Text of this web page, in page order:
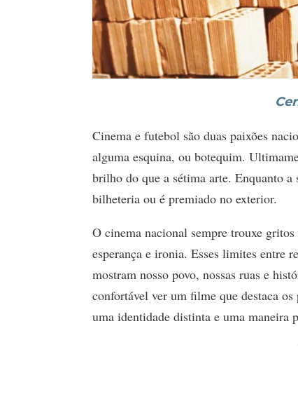
Cinema e futebol são duas paixões
alguma esquina, ou botequim.
brilho do que a sétima arte. Enquanto
bilheteria ou é premiado no exterior.
O cinema nacional sempre trouxe
esperança e ironia. Esses limites entre
mostram nosso povo, nossas ruas e
confortável ver um filme que destaca
uma identidade distinta e uma maneira